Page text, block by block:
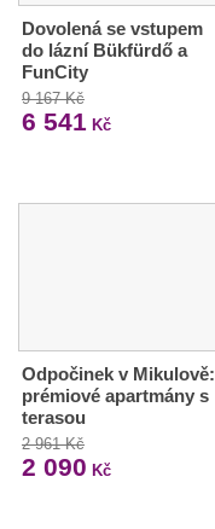
Dovolená se vstupem
do lázní Bükfürdő a
FunCity
9 167 Kč
6 541 Kč
Odpočinek v Mikulově:
prémiové apartmány s
terasou
2 961 Kč
2 090 Kč